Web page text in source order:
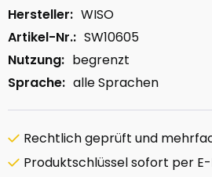
Hersteller: WISO
Artikel-Nr.: SW10605
Nutzung: begrenzt
Sprache: alle Sprachen
Rechtlich geprüft und
Produktschlüssel sofort per